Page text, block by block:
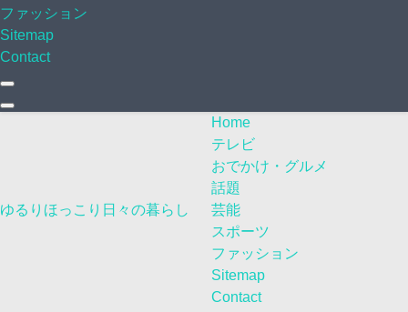
ファッション
Sitemap
Contact
ゆるりほっこり日々の暮らし
Home
テレビ
おでかけ・グルメ
話題
芸能
スポーツ
ファッション
Sitemap
Contact